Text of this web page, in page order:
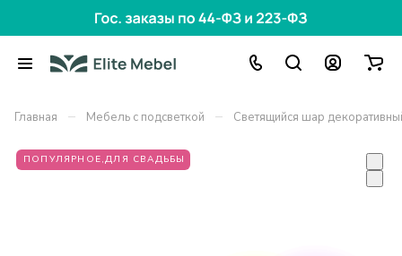
Главная – Мебель с подсветкой – Светящийся шар
ПОПУЛЯРНОЕ,ДЛЯ СВАДЬБЫ